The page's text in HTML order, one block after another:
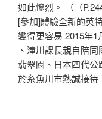
如此慘烈。 （（
[參加]體驗全新的英
變得更容易 2015年1
、滝川課長親自陪
翡翠園、日本四代
於糸魚川市熱誠接待